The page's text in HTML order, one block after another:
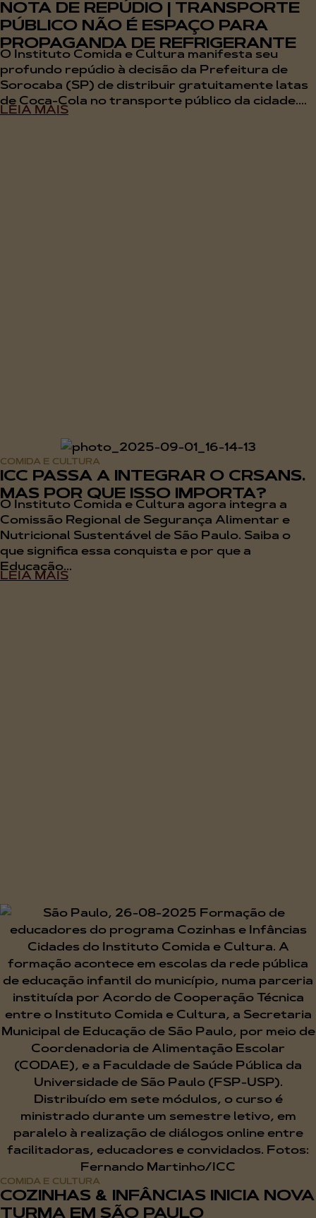
NOTA DE REPÚDIO | TRANSPORTE
PÚBLICO NÃO É ESPAÇO PARA
PROPAGANDA DE REFRIGERANTE
O Instituto Comida e Cultura manifesta seu
profundo repúdio à decisão da Prefeitura de
Sorocaba (SP) de distribuir gratuitamente latas
de Coca-Cola no transporte público da cidade....
LEIA MAIS
COMIDA E CULTURA
ICC PASSA A INTEGRAR O CRSANS.
MAS POR QUE ISSO IMPORTA?
O Instituto Comida e Cultura agora integra a
Comissão Regional de Segurança Alimentar e
Nutricional Sustentável de São Paulo. Saiba o
que significa essa conquista e por que a
Educação...
LEIA MAIS
COMIDA E CULTURA
COZINHAS & INFÂNCIAS INICIA NOVA
TURMA EM SÃO PAULO